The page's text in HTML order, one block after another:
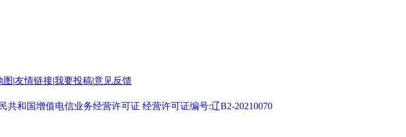
图|友情链接|我要投稿|意见反馈
共和国增值电信业务经营许可证 经营许可证编号:辽B2-20210070